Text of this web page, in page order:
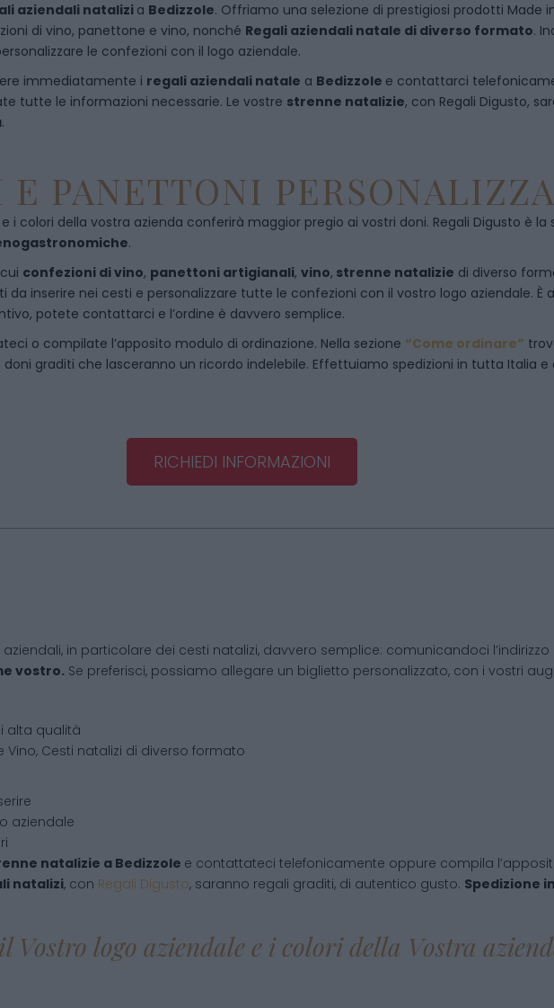
aziendali natalizi a Bedizzole. Offriamo una selezione di prestigiosi prodotti Made
di vino, panettone e vino, nonché Regali aziendali natale di diverso formato.
le confezioni con il logo aziendale.
immediatamente i regali aziendali natale a Bedizzole e contattarci
tutte le informazioni necessarie. Le vostre strenne natalizie, con Regali Digusto,
.
PANETTONI
e i colori della vostra azienda conferirà maggior pregio ai vostri doni. Regali Digusto è la
.
confezioni di vino, panettoni artigianali, vino, strenne natalizie di diverso
inserire nei cesti e personalizzare tutte le confezioni con il vostro logo aziendale. È
potete contattarci e l’ordine è davvero semplice.
o compilate l’apposito modulo di ordinazione. Nella sezione “Come ordinare”
doni graditi che lasceranno un ricordo indelebile. Effettuiamo spedizioni in tutta Italia e
RICHIEDI INFORMAZIONI
in particolare dei cesti natalizi, davvero semplice: comunicandoci
vostro. Se preferisci, possiamo allegare un biglietto personalizzato, con i vostri
alta qualità
Vino, Cesti natalizi di diverso formato
aziendale
natalizie a Bedizzole e contattateci telefonicamente oppure compila
natalizi, con Regali Digusto, saranno regali graditi, di autentico gusto. Spedizione
Vostro logo aziendale e i colori della Vostra